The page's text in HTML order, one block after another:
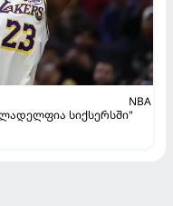
NBA
სიქსერსში"